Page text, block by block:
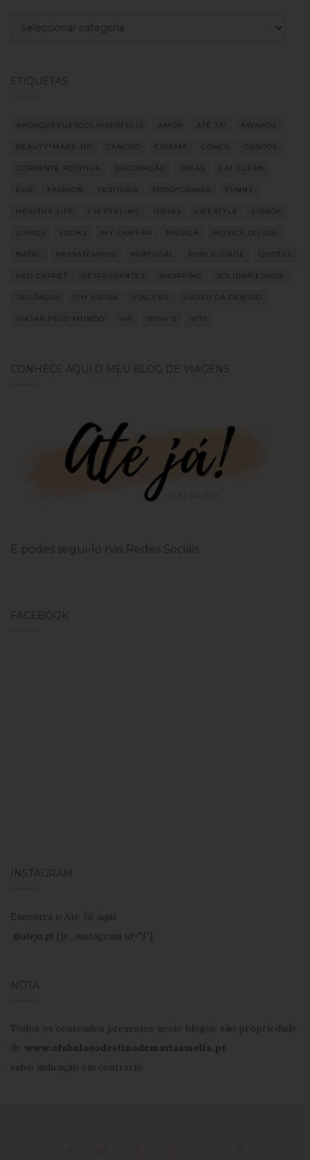
Categorias
ETIQUETAS
#PORQUEEUESCOLHISERFELIZ AMOR ATÉ JÁ! AWARDS
BEAUTY*MAKE-UP CANCRO CINEMA COACH CONTOS
CORRENTE POSITIVA DECORAÇÃO DICAS EAT CLEAN
EUA FASHION FESTIVAIS FOOD*DRINKS FUNNY
HEALTHY LIFE I'M FEELING IDEIAS LIFESTYLE LISBOA
LIVROS LOOKS MY CAMERA MÚSICA MÚSICA DO DIA
NATAL PASSATEMPOS PORTUGAL PUBLICIDADE QUOTES
RED CARPET RESTAURANTES SHOPPING SOLIDARIEDADE
TAILÂNDIA TIM VIEIRA VIAGENS VIAJAR CÁ DENTRO
VIAJAR PELO MUNDO VIP WISH'S WTF
CONHECE AQUI O MEU BLOG DE VIAGENS
E podes segui-lo nas Redes Sociais
FACEBOOK
INSTAGRAM
Encontra o Até Já! aqui:
@ateja.pt [jr_instagram id="3"]
NOTA
Todos os conteúdos presentes neste blogue são propriedade
de www.ofabulosodestinodemariaamelia.pt
salvo indicação em contrário.